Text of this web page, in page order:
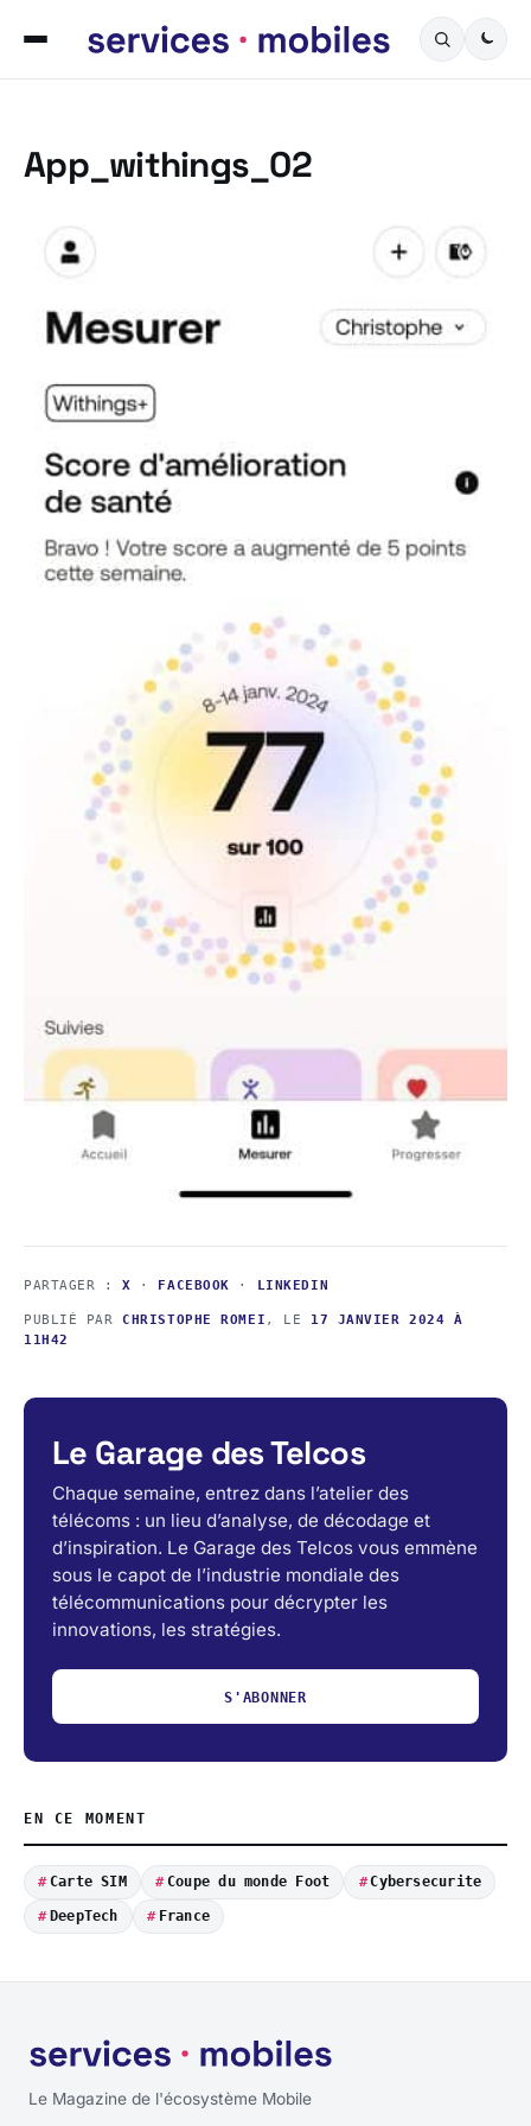
App_withings_02
PARTAGER :X · FACEBOOK · LINKEDIN
PUBLIÉ PARCHRISTOPHE ROMEI , LE 17 JANVIER 2024 À
11H42
Le Garage des Telcos
Chaque semaine, entrez dans l’atelier des
télécoms : un lieu d’analyse, de décodage et
d’inspiration. Le Garage des Telcos vous emmène
sous le capot de l’industrie mondiale des
télécommunications pour décrypter les
innovations, les stratégies.
S'ABONNER
EN CE MOMENT
Carte SIM Coupe du monde Foot Cybersecurite
DeepTech France
Le Magazine de l'écosystème Mobile